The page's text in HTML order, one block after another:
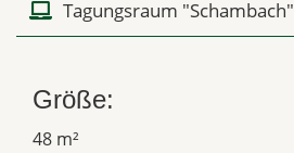
Tagungsraum "Schambach"
Größe:
48 m²